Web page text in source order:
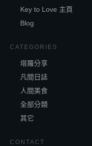
Key to Love 主頁
Blog
CATEGORIES
塔羅分享
凡間日誌
人間美食
全部分類
其它
CONTACT